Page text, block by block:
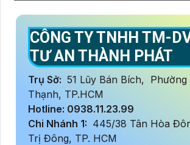
CÔNG TY TNHH TM-
TƯ AN THÀNH PHÁT
Trụ Sở: 51 Lũy Bán Bích, Phường
Thạnh, TP.HCM
Hotline: 0938.11.23.99
Chi Nhánh 1: 445/38 Tân Hòa
Trị Đông, TP. HCM